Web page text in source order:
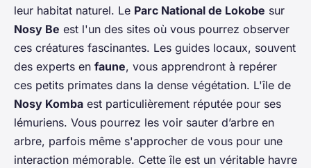
leur habitat naturel. Le Parc National de Lokobe sur
Nosy Be est l'un des sites où vous pourrez observer
ces créatures fascinantes. Les guides locaux, souvent
des experts en faune, vous apprendront à repérer
ces petits primates dans la dense végétation. L'île de
Nosy Komba est particulièrement réputée pour ses
lémuriens. Vous pourrez les voir sauter d’arbre en
arbre, parfois même s'approcher de vous pour une
interaction mémorable. Cette île est un véritable havre